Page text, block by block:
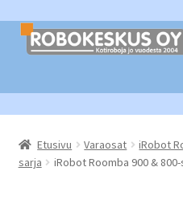
Siirry
navigointiin
Siirry
sisältöön
Robottituotteet
Tarvikkeet ja varaosat
Etusivu Varaosat iRobot
sarja
iRobot Roomba 900 &